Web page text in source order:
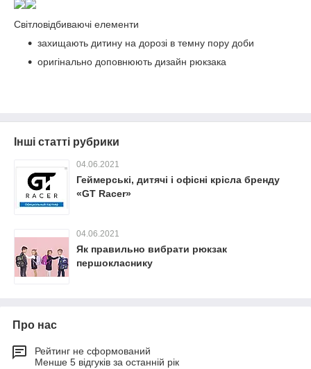
Світловідбиваючі елементи
захищають дитину на дорозі в темну пору доби
оригінально доповнюють дизайн рюкзака
Інші статті рубрики
04.06.2021
Геймерські, дитячі і офісні крісла бренду
«GT Racer»
04.06.2021
Як правильно вибрати рюкзак
першокласнику
Про нас
Рейтинг не сформований
Менше 5 відгуків за останній рік